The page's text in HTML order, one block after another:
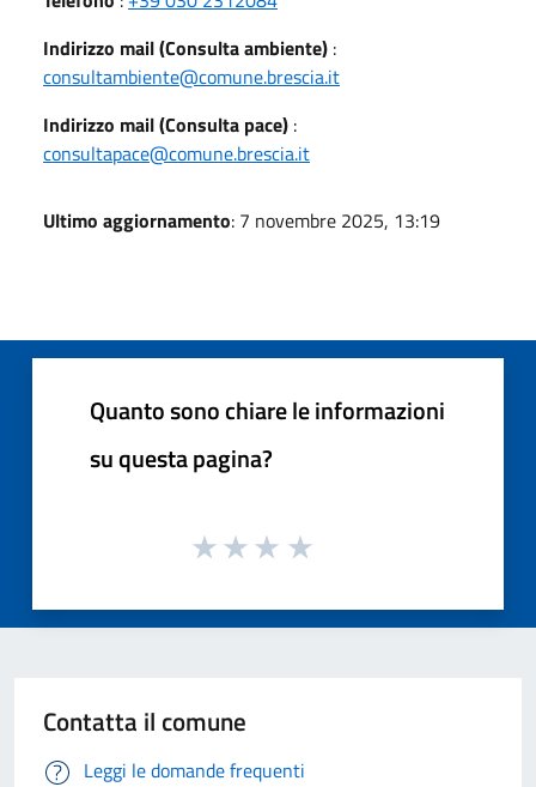
Indirizzo mail (Consulta ambiente) :
consultambiente@comune.brescia.it
Indirizzo mail (Consulta pace) :
consultapace@comune.brescia.it
Ultimo aggiornamento: 7 novembre 2025, 13:19
Quanto sono chiare le informazioni
su questa pagina?
Contatta il comune
Leggi le domande frequenti